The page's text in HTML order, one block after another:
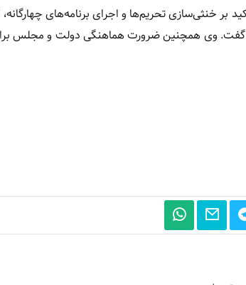
بر خنثی‌سازی تحریم‌ها و اجرای برنامه‌های
وی همچنین ضرورت هماهنگی دولت و مجلس برای